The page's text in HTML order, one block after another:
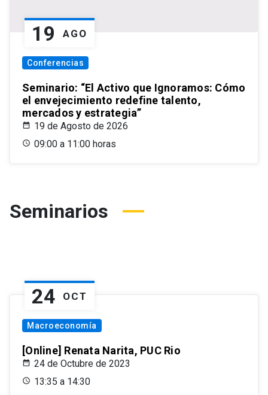
19 AGO
Conferencias
Seminario: “El Activo que Ignoramos: Cómo
el envejecimiento redefine talento,
mercados y estrategia”
19 de Agosto de 2026
09:00 a 11:00 horas
Seminarios
24 OCT
Macroeconomía
[Online] Renata Narita, PUC Rio
24 de Octubre de 2023
13:35 a 14:30